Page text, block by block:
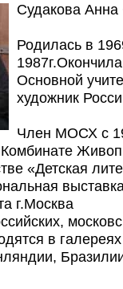
Судакова Анна
Родилась в
Основной
художник
Член МОСХ с
«Детская
г.Москва
в